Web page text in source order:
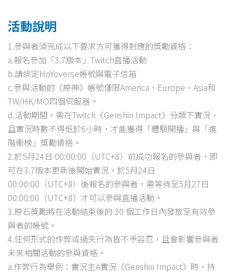
活動說明
1.參與者須完成以下要求方可獲得對應的獎勵資格：
a.報名參加「3.7版本」Twitch直播活動
b.請綁定HoYoverse帳號與電子信箱
c.參與活動的《原神》帳號僅限America、Europe、Asia和
TW/HK/MO四個伺服器。
d.活動期間，需在Twitch《Genshin Impact》分類下實況，
且實況時數不得低於6小時，才能獲得「體驗開播」與「進
階衝榜」獎勵資格。
2.於5月24日 00:00:00（UTC+8）前成功報名的參與者，即
可在3.7版本更新後開始實況，於5月24日
00:00:00（UTC+8）後報名的參與者，需等待至5月27日
00:00:00（UTC+8）才可以參與直播活動。
3.原石獎勵將在活動結束後的 30 個工作日內發放至有效參
與者的帳號。
4.任何形式的作弊或過失行為皆不予容忍，且會影響參與者
未來相關活動的參與資格。
a.作弊行為舉例：實況主A實況《Genshin Impact》時，持